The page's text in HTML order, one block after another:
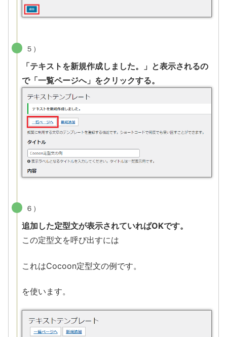
５）
「テキストを新規作成しました。」と表示されるの
で「一覧ページへ」をクリックする。
６）
追加した定型文が表示されていればOKです。
この定型文を呼び出すには
これはCocoon定型文の例です。
を使います。